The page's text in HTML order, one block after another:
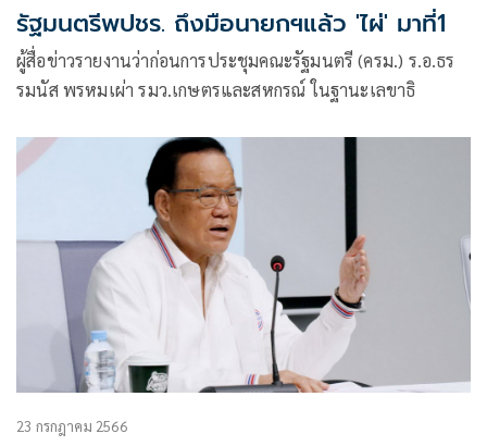
รัฐมนตรีพปชร. ถึงมือนายกฯแล้ว 'ไผ่' มาที่1
ผู้สื่อข่าวรายงานว่าก่อนการประชุมคณะรัฐมนตรี (ครม.) ร.อ.ธร
รมนัส พรหมเผ่า รมว.เกษตรและสหกรณ์ ในฐานะเลขาธิ
23 กรกฎาคม 2566